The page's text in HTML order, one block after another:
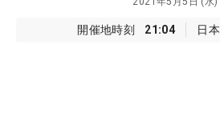
開催地時刻 21:04 日